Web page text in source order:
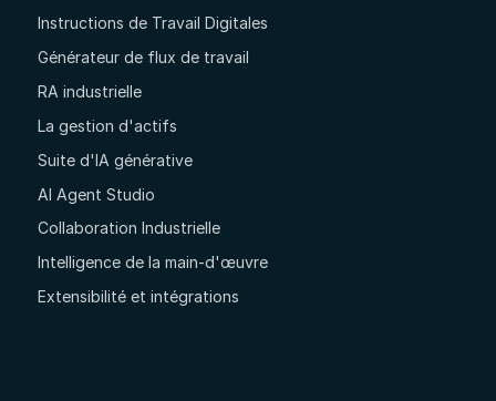
Instructions de Travail Digitales
Générateur de flux de travail
RA industrielle
La gestion d'actifs
Suite d'IA générative
AI Agent Studio
Collaboration Industrielle
Intelligence de la main-d'œuvre
Extensibilité et intégrations